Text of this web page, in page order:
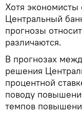
Хотя экономисты
Центральный
прогнозы
различаются.
В прогнозах
решения
процентной
поводу
темпов